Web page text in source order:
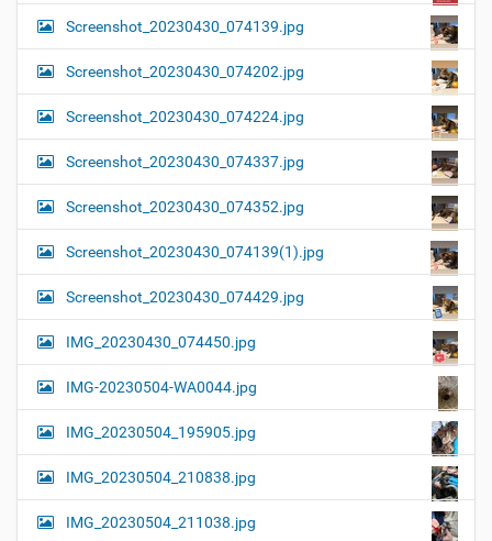
Screenshot_20230430_074139.jpg
Screenshot_20230430_074202.jpg
Screenshot_20230430_074224.jpg
Screenshot_20230430_074337.jpg
Screenshot_20230430_074352.jpg
Screenshot_20230430_074139(1).jpg
Screenshot_20230430_074429.jpg
IMG_20230430_074450.jpg
IMG-20230504-WA0044.jpg
IMG_20230504_195905.jpg
IMG_20230504_210838.jpg
IMG_20230504_211038.jpg